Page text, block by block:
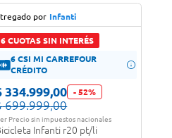
por Infanti
6 CUOTAS SIN INTERÉS
6 CSI MI CARREFOUR
CRÉDITO
334.999,00 -52%
699.999,00
Precio sin impuestos nacionales
Infanti r20 pt/li